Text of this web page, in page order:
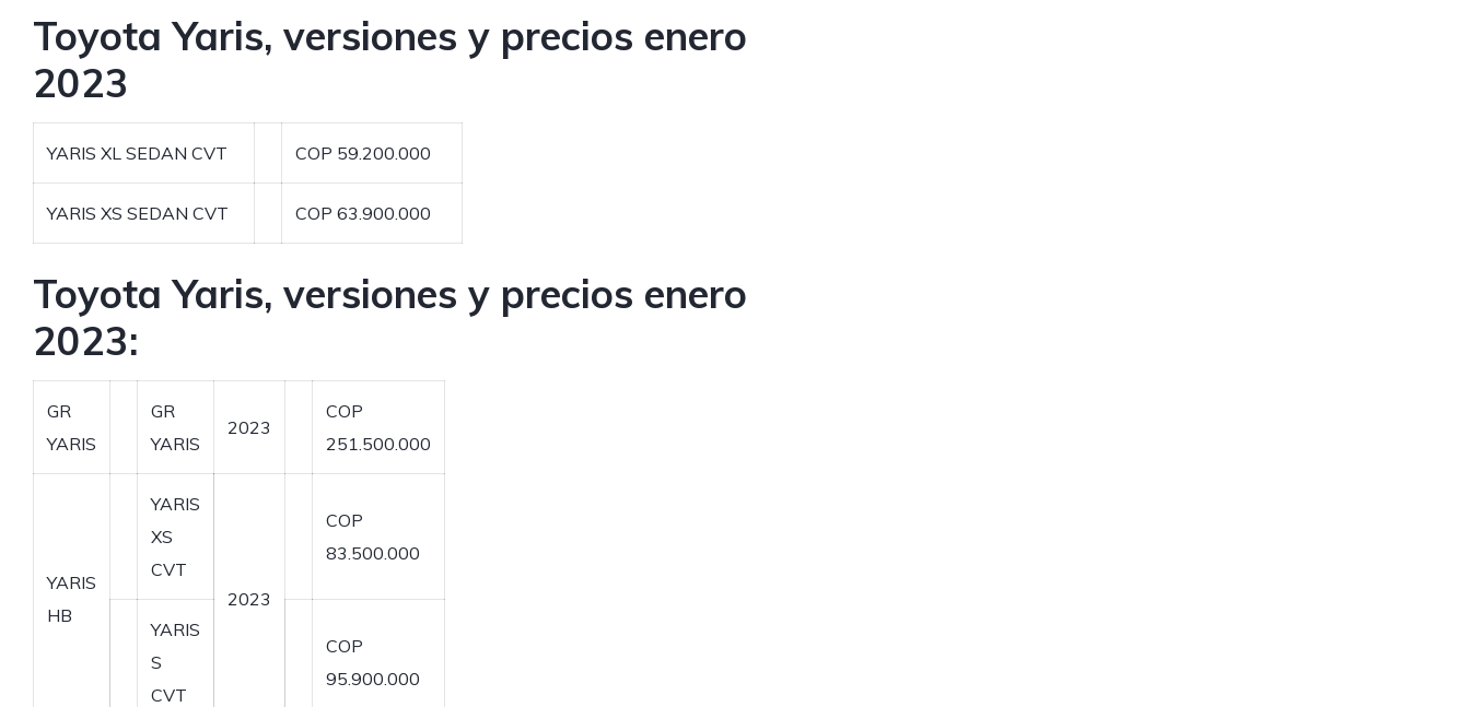
Toyota Yaris, versiones y precios enero
2023
YARIS XL SEDAN CVT COP 59.200.000
YARIS XS SEDAN CVT COP 63.900.000
Toyota Yaris, versiones y precios enero
2023:
GR
YARIS
GR
YARIS
2023
COP
251.500.000
YARIS
HB
YARIS
XS
CVT
2023
COP
83.500.000
YARIS
S
CVT
COP
95.900.000